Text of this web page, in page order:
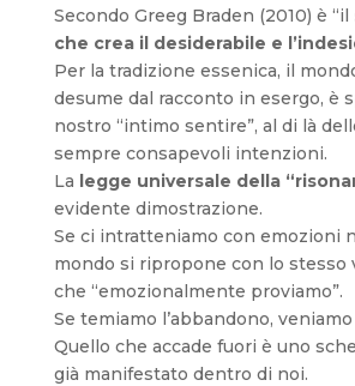
Secondo Greeg Braden (2010) è “il
che crea il desiderabile e
Per la tradizione essenica, il
desume dal racconto in esergo, è
nostro “intimo sentire”, al di là
sempre consapevoli intenzioni.
La legge universale della
evidente dimostrazione.
Se ci intratteniamo con emozioni
mondo si ripropone con lo stesso
che “emozionalmente proviamo”.
Se temiamo l’abbandono,
Quello che accade fuori è uno
già manifestato dentro di noi.